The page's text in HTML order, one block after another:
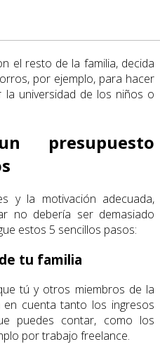
el resto de la familia, decida
por ejemplo, para hacer
la universidad de los niños o
presupuesto
y la motivación adecuada,
no debería ser demasiado
estos 5 sencillos pasos:
tu familia
tú y otros miembros de la
cuenta tanto los ingresos
puedes contar, como los
por trabajo freelance.